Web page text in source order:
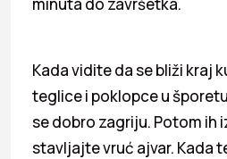
Kada vidite da se bliži kraj
teglice i poklopce u
se dobro zagriju. Potom ih
stavljajte vruć ajvar. Kada